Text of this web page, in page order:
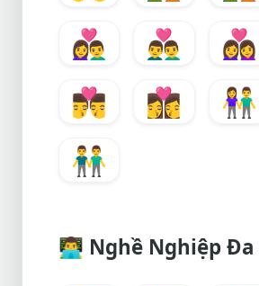
👩‍❤️‍👨
👨‍❤️‍👨 👩‍❤️‍👩
👨‍❤️‍💋‍👨
👩‍❤️‍💋‍👩 👫
👬
👨‍💻 Nghề Nghiệp